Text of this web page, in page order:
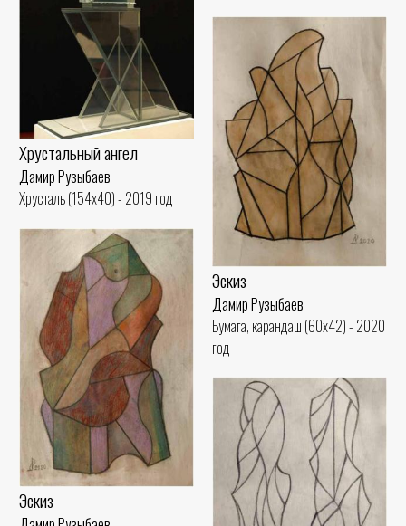
Хрустальный ангел
Дамир Рузыбаев
Хрусталь (154x40) - 2019 год
Эскиз
Дамир Рузыбаев
Бумага, карандаш (60x42) - 2020
год
Эскиз